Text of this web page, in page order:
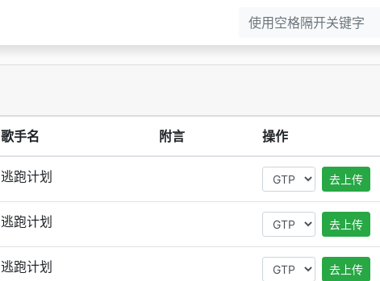
歌手名 附言 操作
逃跑计划 去上传
逃跑计划 去上传
逃跑计划 去上传